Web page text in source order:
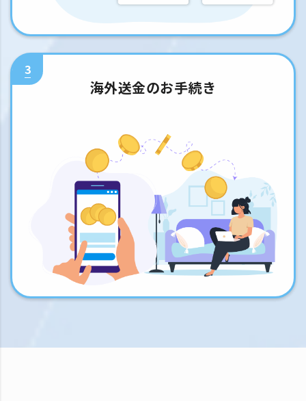
3
海外送金のお手続き